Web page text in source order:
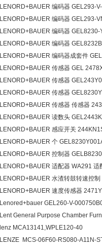
LENORD+BAUER 编码器 GEL293-
LENORD+BAUER 编码器 GEL293-
LENORD+BAUER 编码器
LENORD+BAUER 编码器
LENORD+BAUER 编码器成套件
LENORD+BAUER 传感器 GEL
LENORD+BAUER 传感器
LENORD+BAUER 传感器
LENORD+BAUER 传感器 传感器
LENORD+BAUER 读数头
LENORD+BAUER 感应开关
LENORD+BAUER 个
LENORD+BAUER 控制器
LENORD+BAUER 适配器 WA291
LENORD+BAUER 水渣转鼓转速控
LENORD+BAUER 速度传感器
Lenored+bauer GEL260-V-
Lent General Purpose Chamber
lenz MCA13141,WPLE120-40
LENZE MCS-06F60-RS080-A11N-